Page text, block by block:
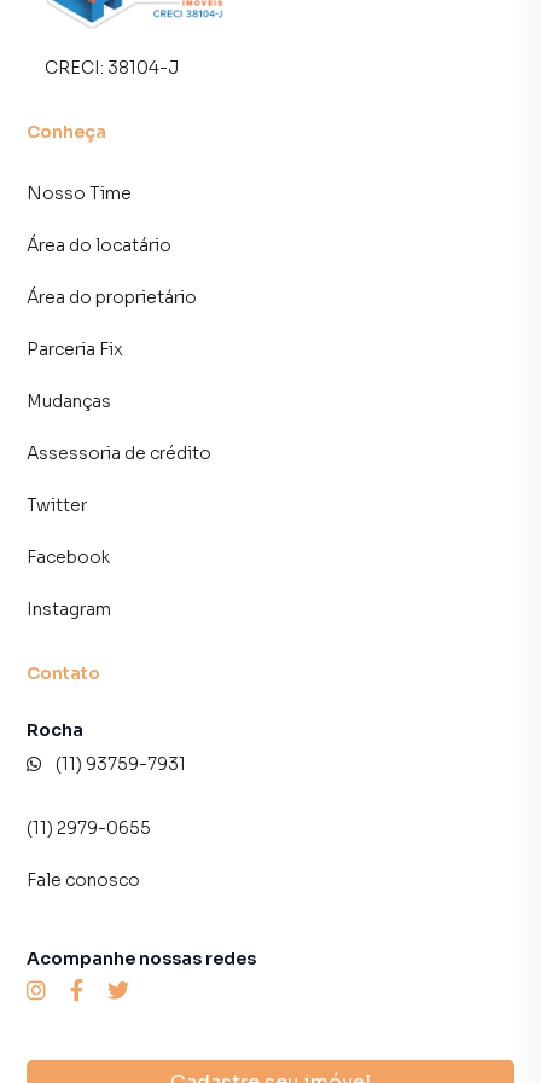
alugar seu imóvel mais rápido. Contamos também com um
central de atendimento preparada para atender
CRECI: 38104-J
Conheça
Nosso Time
Área do locatário
Área do proprietário
Parceria Fix
Mudanças
Assessoria de crédito
Twitter
Facebook
Instagram
Contato
Rocha
(11) 93759-7931
(11) 2979-0655
Fale conosco
Acompanhe nossas redes